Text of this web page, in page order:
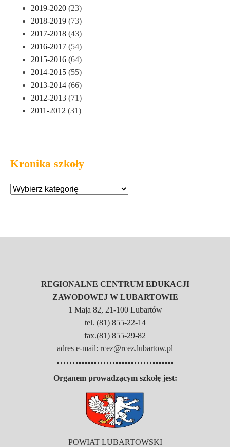
2019-2020 (23)
2018-2019 (73)
2017-2018 (43)
2016-2017 (54)
2015-2016 (64)
2014-2015 (55)
2013-2014 (66)
2012-2013 (71)
2011-2012 (31)
Kronika szkoły
REGIONALNE CENTRUM EDUKACJI
ZAWODOWEJ W LUBARTOWIE
1 Maja 82, 21-100 Lubartów
tel. (81) 855-22-14
fax.(81) 855-29-82
adres e-mail: rcez@rcez.lubartow.pl
Organem prowadzącym szkołę jest:
POWIAT LUBARTOWSKI